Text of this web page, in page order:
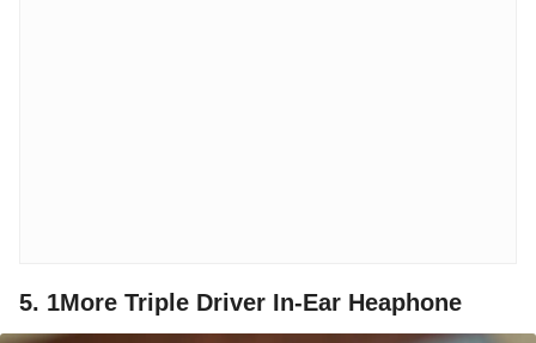
5. 1More Triple Driver In-Ear Heaphone